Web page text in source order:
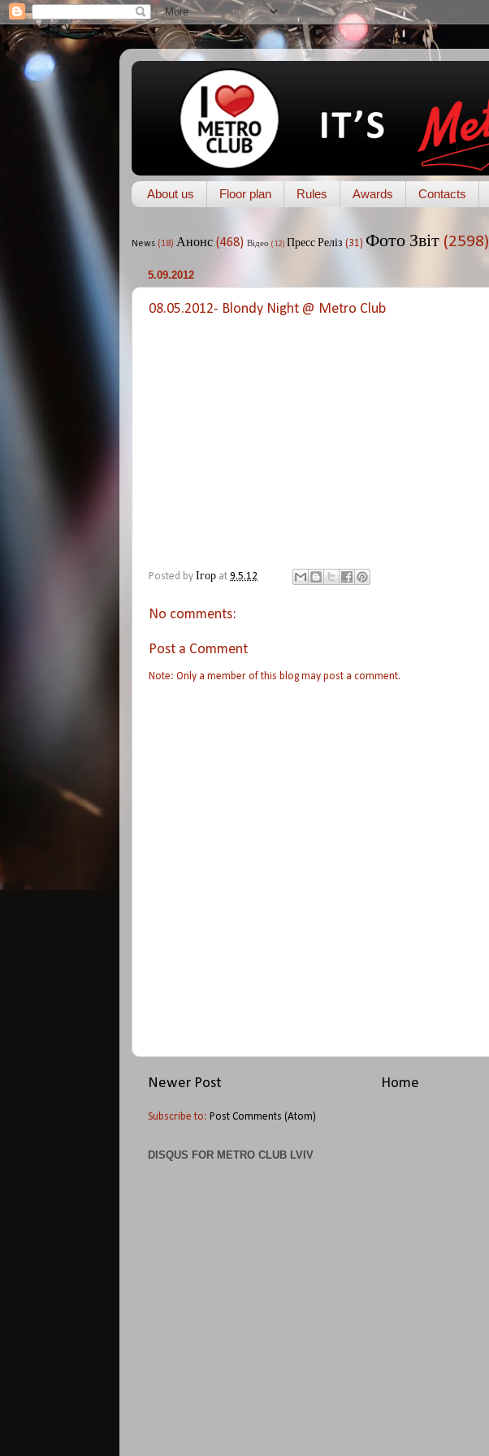
About us Floor plan Rules Awards Contacts
News (18) Анонс (468) Відео (12) Пресс Реліз (31) Фото Звіт (2598)
5.09.2012
08.05.2012- Blondy Night @ Metro Club
Posted by Ігор at 9.5.12
No comments:
Post a Comment
Note: Only a member of this blog may post a comment.
Newer Post Home
Subscribe to: Post Comments (Atom)
DISQUS FOR METRO CLUB LVIV